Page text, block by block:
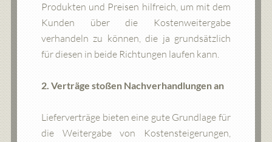
Produkten und Preisen hilfreich, um mit dem
Kunden über die Kostenweitergabe
verhandeln zu können, die ja grundsätzlich
für diesen in beide Richtungen laufen kann.
2. Verträge stoßen Nachverhandlungen an
Lieferverträge bieten eine gute Grundlage für
die Weitergabe von Kostensteigerungen,